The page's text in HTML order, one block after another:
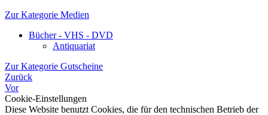
Zur Kategorie Medien
Bücher - VHS - DVD
Antiquariat
Zur Kategorie Gutscheine
Zurück
Vor
Cookie-Einstellungen
Diese Website benutzt Cookies, die für den technischen Betrieb der